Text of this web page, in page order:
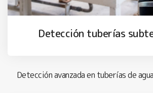
Detección tuberías
Detección avanzada en tuberías de